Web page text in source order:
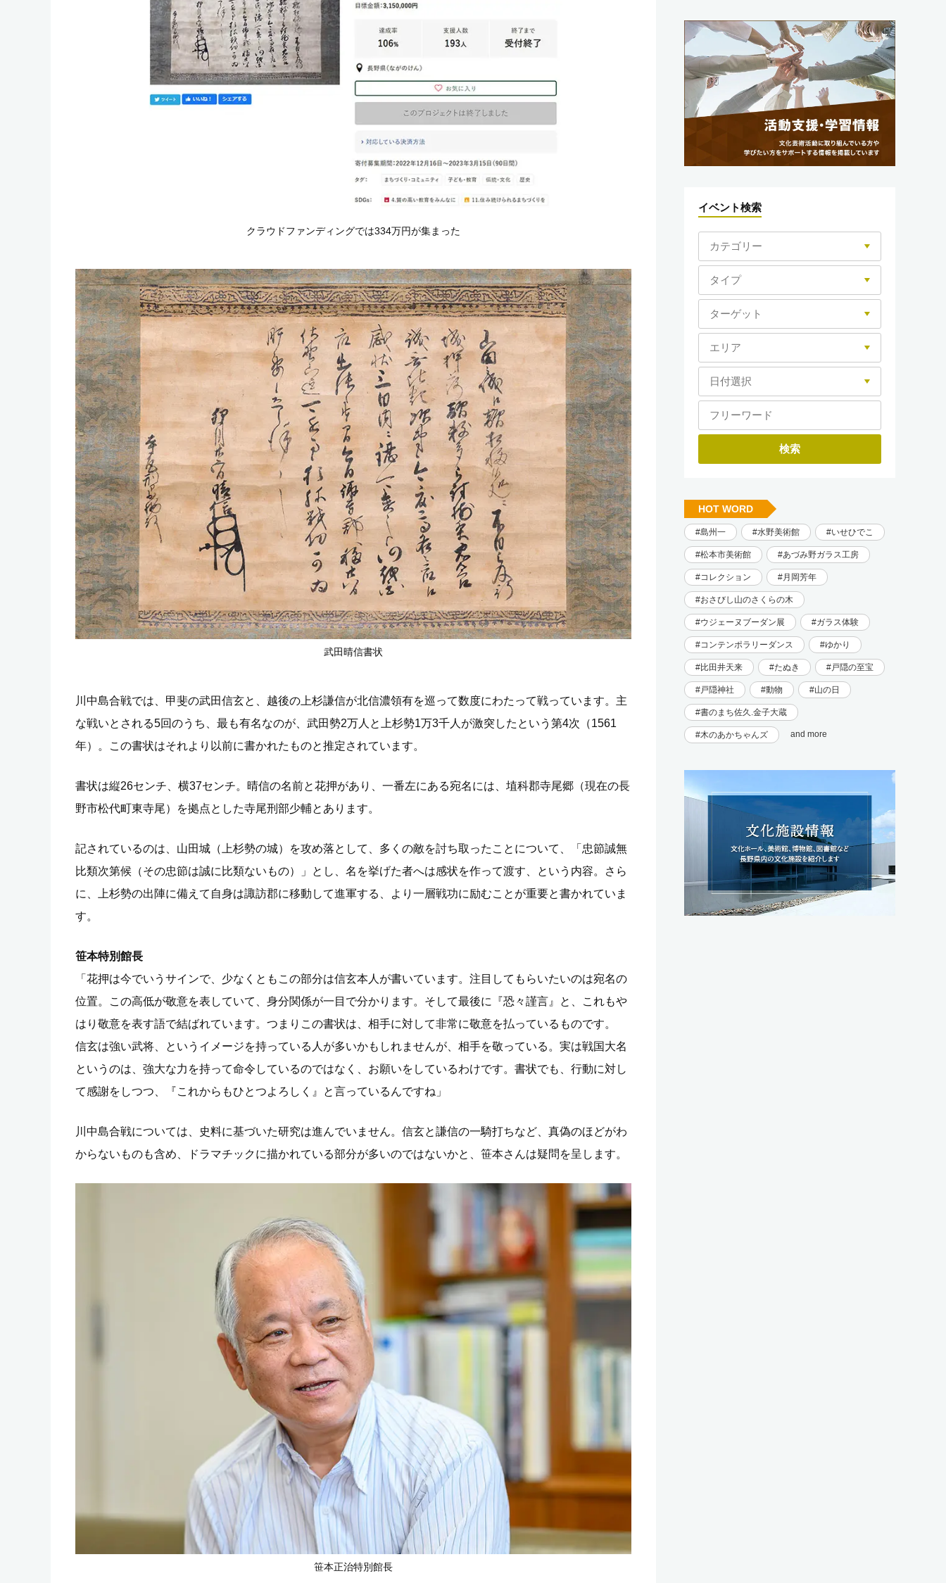
クラウドファンディングでは334万円が集まった
武田晴信書状
川中島合戦では、甲斐の武田信玄と、越後の上杉謙信が北信濃領有を巡って数度にわたって戦っています。主
な戦いとされる5回のうち、最も有名なのが、武田勢2万人と上杉勢1万3千人が激突したという第4次（1561
年）。この書状はそれより以前に書かれたものと推定されています。
書状は縦26センチ、横37センチ。晴信の名前と花押があり、一番左にある宛名には、埴科郡寺尾郷（現在の長
野市松代町東寺尾）を拠点とした寺尾刑部少輔とあります。
記されているのは、山田城（上杉勢の城）を攻め落として、多くの敵を討ち取ったことについて、「忠節誠無
比類次第候（その忠節は誠に比類ないもの）」とし、名を挙げた者へは感状を作って渡す、という内容。さら
に、上杉勢の出陣に備えて自身は諏訪郡に移動して進軍する、より一層戦功に励むことが重要と書かれていま
す。
笹本特別館長
「花押は今でいうサインで、少なくともこの部分は信玄本人が書いています。注目してもらいたいのは宛名の
位置。この高低が敬意を表していて、身分関係が一目で分かります。そして最後に『恐々謹言』と、これもや
はり敬意を表す語で結ばれています。つまりこの書状は、相手に対して非常に敬意を払っているものです。
信玄は強い武将、というイメージを持っている人が多いかもしれませんが、相手を敬っている。実は戦国大名
というのは、強大な力を持って命令しているのではなく、お願いをしているわけです。書状でも、行動に対し
て感謝をしつつ、『これからもひとつよろしく』と言っているんですね」
川中島合戦については、史料に基づいた研究は進んでいません。信玄と謙信の一騎打ちなど、真偽のほどがわ
からないものも含め、ドラマチックに描かれている部分が多いのではないかと、笹本さんは疑問を呈します。
笹本正治特別館長
イベント検索
HOT WORD
島州一 水野美術館 いせひでこ
松本市美術館 あづみ野ガラス工房
コレクション 月岡芳年
おさびし山のさくらの木
ウジェーヌブーダン展 ガラス体験
コンテンポラリーダンス ゆかり
比田井天来 たぬき 戸隠の至宝
戸隠神社 動物 山の日
書のまち佐久.金子大蔵
木のあかちゃんズ and more